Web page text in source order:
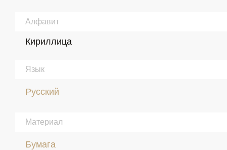
Алфавит
Кириллица
Язык
Русский
Материал
Бумага